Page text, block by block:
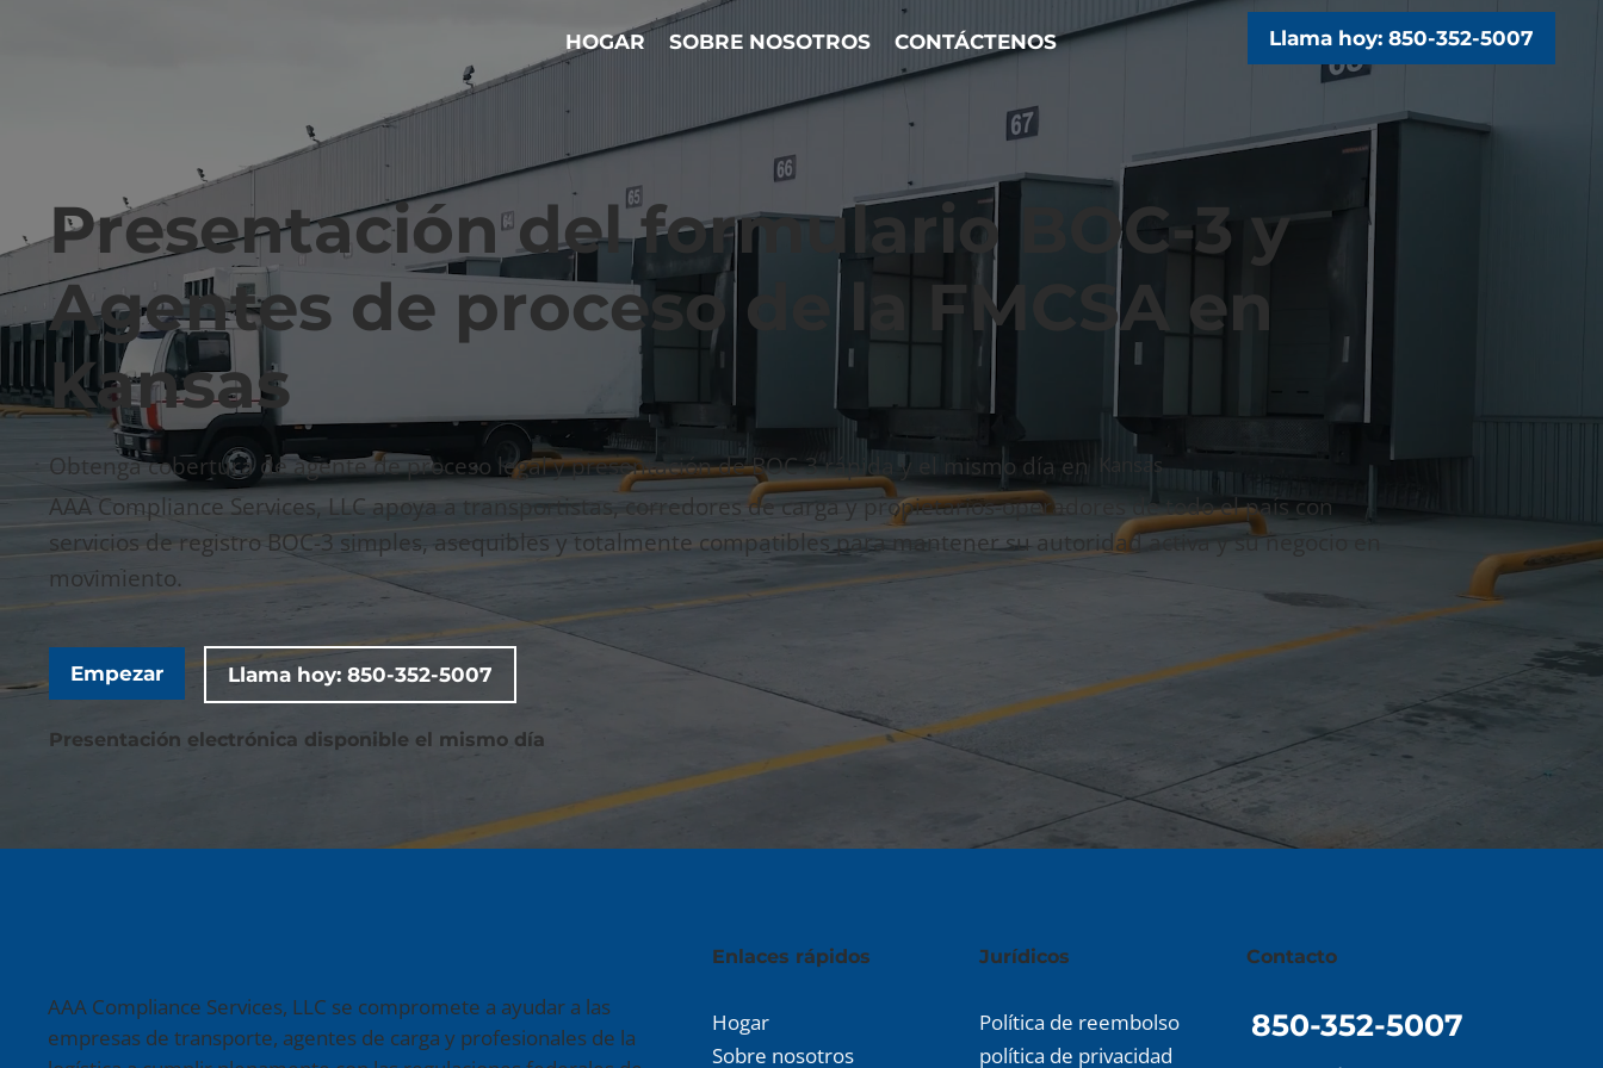
Llama hoy: 850-352-5007
HOGAR SOBRE NOSOTROS CONTÁCTENOS
Presentación del formulario BOC-3 y
Agentes de proceso de la FMCSA en
Kansas
Obtenga cobertura de agente de proceso legal y presentación de BOC-3 rápida y el mismo día en Kansas
AAA Compliance Services, LLC apoya a transportistas, corredores de carga y propietarios-operadores de todo el país con
servicios de registro BOC-3 simples, asequibles y totalmente compatibles para mantener su autoridad activa y su negocio en
movimiento.
Empezar Llama hoy: 850-352-5007
Presentación electrónica disponible el mismo día
AAA Compliance Services, LLC se compromete a ayudar a las
empresas de transporte, agentes de carga y profesionales de la
Enlaces rápidos
Hogar
Sobre nosotros
​Jurídicos
Política de reembolso
política de privacidad
850-352-5007
​Contacto